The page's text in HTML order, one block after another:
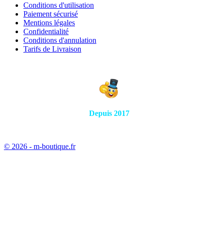
Conditions d'utilisation
Paiement sécurisé
Mentions légales
Confidentialité
Conditions d'annulation
Tarifs de Livraison
Depuis 2017
© 2026 - m-boutique.fr